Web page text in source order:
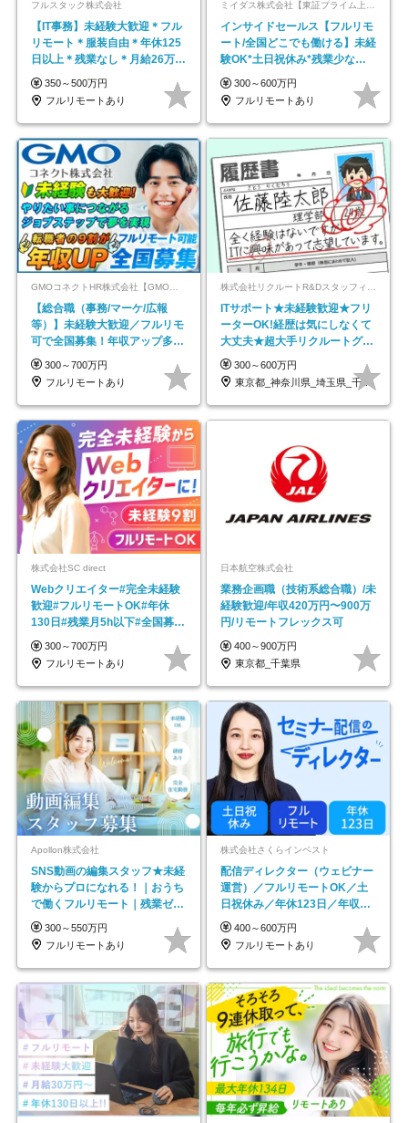
フルスタック株式会社
【IT事務】未経験大歓迎＊フル
リモート＊服装自由＊年休125
日以上＊残業なし＊月給26万円
以上
350～500万円
フルリモートあり
ミイダス株式会社【東証プライム上場パーソルグループ】
インサイドセールス【フルリモ
ート/全国どこでも働ける】未経
験OK*土日祝休み*残業少なめ*
在宅勤務手当あり
300～600万円
フルリモートあり
GMOコネクトHR株式会社【GMOインターネットグループ】
【総合職（事務/マーケ/広報
等）】未経験大歓迎／フルリモ
可で全国募集！年収アップ多数
★年休最大130日★
300～700万円
フルリモートあり
ITサポート★未経験歓迎★フリ
ーターOK!経歴は気にしなくて
大丈夫★超大手リクルートグル
ープの正社員/sg
300～600万円
東京都_神奈川県_埼玉県_千葉県_大阪府…
株式会社SC direct
Webクリエイター#完全未経験
歓迎#フルリモートOK#年休
130日#残業月5h以下#全国募集
#最大1年の研修
300～700万円
フルリモートあり
日本航空株式会社
業務企画職（技術系総合職）/未
経験歓迎/年収420万円〜900万
円/リモートフレックス可
400～900万円
東京都_千葉県
Apollon株式会社
SNS動画の編集スタッフ★未経
験からプロになれる！｜おうち
で働くフルリモート｜残業ゼロ
で18時退勤◎
300～550万円
フルリモートあり
株式会社さくらインベスト
配信ディレクター（ウェビナー
運営）／フルリモートOK／土
日祝休み／年休123日／年収
600万円可
400～600万円
フルリモートあり